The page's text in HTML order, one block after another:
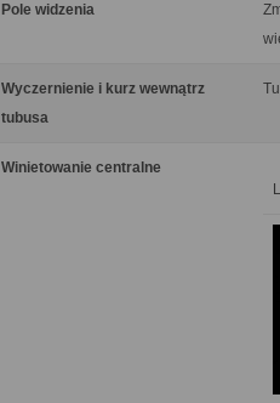
Pole widzenia
Wyczernienie i kurz wewnątrz
tubusa
Winietowanie centralne